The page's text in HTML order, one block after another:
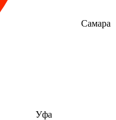
Самара
Уфа